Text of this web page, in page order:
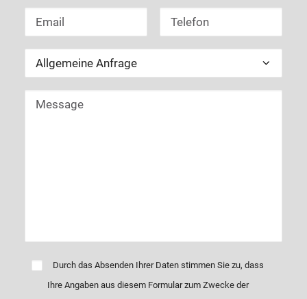
Durch das Absenden Ihrer Daten stimmen Sie zu, dass
Ihre Angaben aus diesem Formular zum Zwecke der